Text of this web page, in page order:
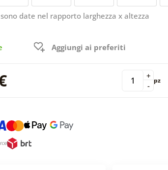
date nel rapporto larghezza x altezza
Aggiungi ai preferiti
-
+ pz